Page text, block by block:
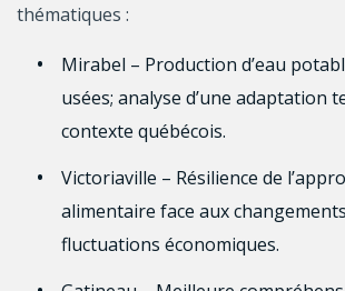
thématiques :
Mirabel – Production d’eau
usées; analyse d’une adaptation
contexte québécois.
Victoriaville – Résilience de
alimentaire face aux
fluctuations économiques.